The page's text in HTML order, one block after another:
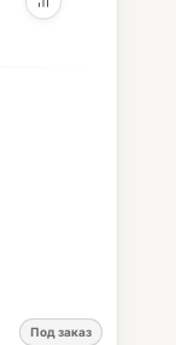
Под заказ